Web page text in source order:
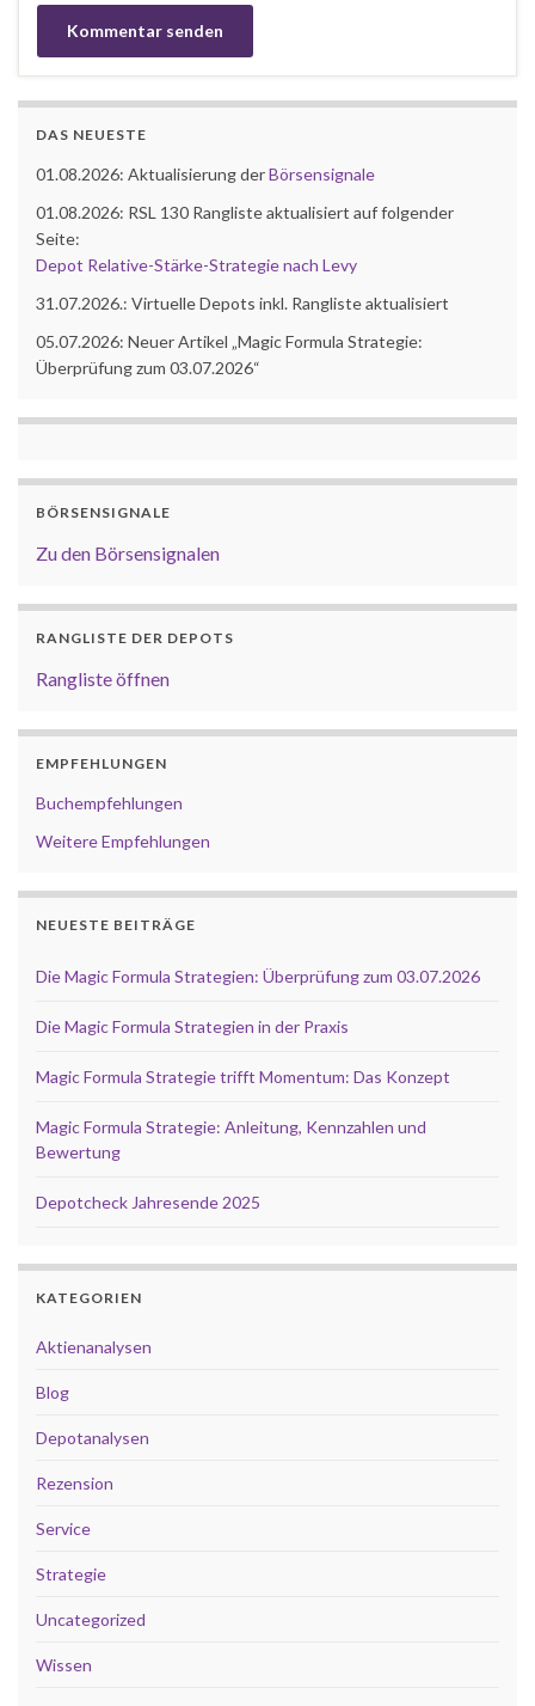
DAS NEUESTE
01.08.2026: Aktualisierung derBörsensignale
01.08.2026: RSL 130 Rangliste aktualisiert auf folgender
Seite:
Depot Relative-Stärke-Strategie nach Levy
31.07.2026.: Virtuelle Depots inkl. Rangliste aktualisiert
05.07.2026: Neuer Artikel „Magic Formula Strategie:
Überprüfung zum 03.07.2026“
BÖRSENSIGNALE
Zu den Börsensignalen
RANGLISTE DER DEPOTS
Rangliste öffnen
EMPFEHLUNGEN
Buchempfehlungen
Weitere Empfehlungen
NEUESTE BEITRÄGE
Die Magic Formula Strategien: Überprüfung zum 03.07.2026
Die Magic Formula Strategien in der Praxis
Magic Formula Strategie trifft Momentum: Das Konzept
Magic Formula Strategie: Anleitung, Kennzahlen und
Bewertung
Depotcheck Jahresende 2025
KATEGORIEN
Aktienanalysen
Blog
Depotanalysen
Rezension
Service
Strategie
Uncategorized
Wissen